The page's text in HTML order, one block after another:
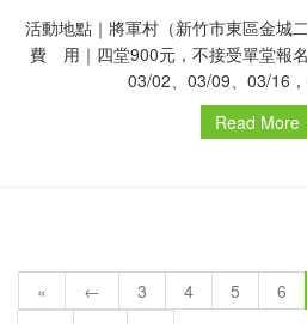
活動地點｜將軍村（新竹市東區金
費 用｜四堂900元，不接受單堂報
03/02、03/09、03/16
Read More
« ← 3 4 5 6